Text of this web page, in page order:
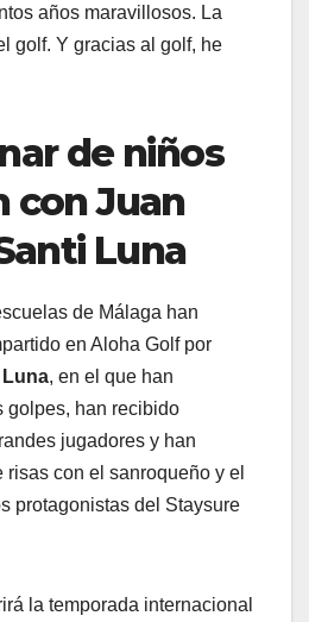
años maravillosos. La
golf. Y gracias al golf, he
de niños
con Juan
Luna
de Málaga han
en Aloha Golf por
, en el que han
golpes, han recibido
jugadores y han
risas con el sanroqueño y el
protagonistas del Staysure
la temporada internacional